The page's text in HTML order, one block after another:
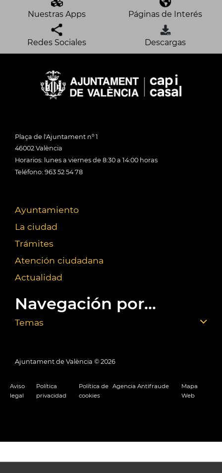
Nuestras Apps Páginas de Interés
Redes Sociales Descargas
Plaça de l'Ajuntament nº 1
46002 València
Horarios: lunes a viernes de 8:30 a 14:00 horas
Teléfono: 963 52 54 78
Ayuntamiento
La ciudad
Trámites
Atención ciudadana
Actualidad
Navegación por...
Temas
Ajuntament de València © 2026
Aviso
legal
Política
privacidad
Política de
cookies
Agencia Antifraude
Mapa
Web